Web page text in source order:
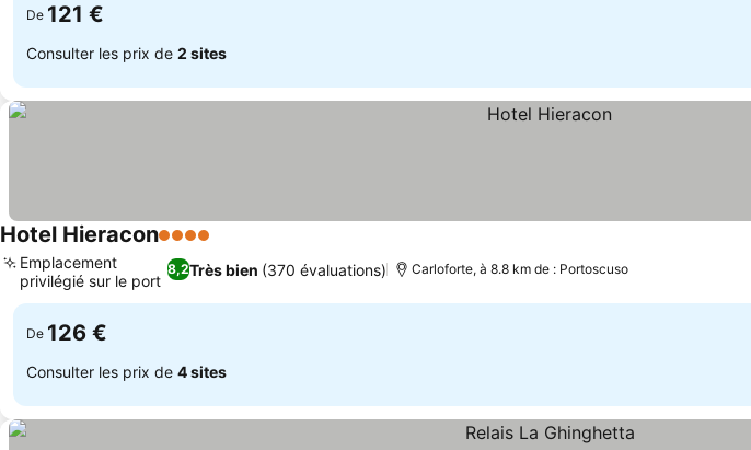
De 121 €
Consulter les prix de 2 sites
Hotel Hieracon4 Étoiles
8,2Très bien (370 évaluations)
Emplacement
privilégié sur le port
Carloforte, à 8.8 km de : Portoscuso
De 126 €
Consulter les prix de 4 sites